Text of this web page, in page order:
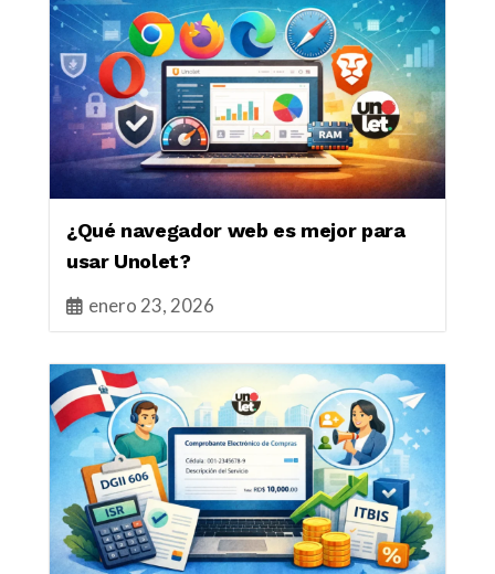
¿Qué navegador web es mejor para
usar Unolet?
enero 23, 2026